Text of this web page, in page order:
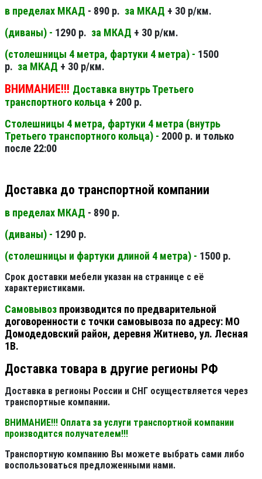
в пределах МКАД - 890 р. за МКАД + 30 р/км.
(диваны) - 1290 р. за МКАД + 30 р/км.
(столешницы 4 метра, фартуки 4 метра) - 1500
р. за МКАД + 30 р/км.
ВНИМАНИЕ!!! Доставка внутрь Третьего
транспортного кольца + 200 р.
Столешницы 4 метра, фартуки 4 метра (внутрь
Третьего транспортного кольца) - 2000 р. и только
после 22:00
Доставка до транспортной компании
в пределах МКАД - 890 р.
(диваны) - 1290 р.
(столешницы и фартуки длиной 4 метра) - 1500 р.
Срок доставки мебели указан на странице с её
характеристиками.
Самовывоз производится по предварительной
договоренности с точки самовывоза по адресу: МО
Домодедовский район, деревня Житнево, ул. Лесная
1В.
Доставка товара в другие регионы РФ
Доставка в регионы России и СНГ осуществляется через
транспортные компании.
ВНИМАНИЕ!!! Оплата за услуги транспортной компании
производится получателем!!!
Транспортную компанию Вы можете выбрать сами либо
воспользоваться предложенными нами.